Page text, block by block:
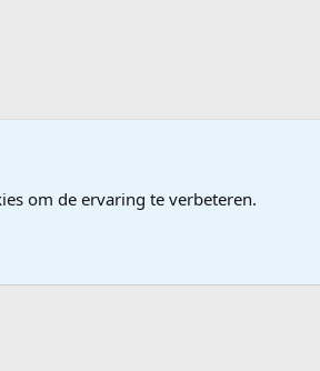
om de ervaring te verbeteren.